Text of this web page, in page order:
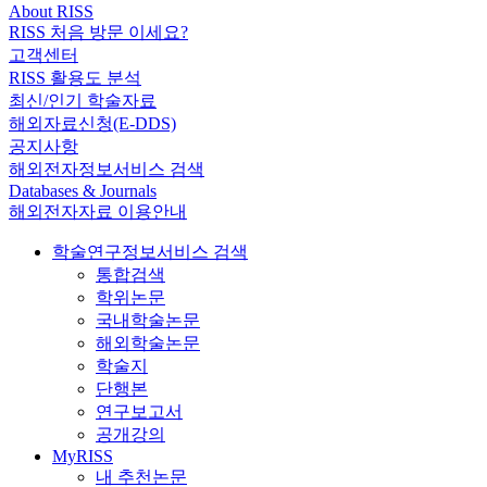
About RISS
RISS 처음 방문 이세요?
고객센터
RISS 활용도 분석
최신/인기 학술자료
해외자료신청(E-DDS)
공지사항
해외전자정보서비스 검색
Databases & Journals
해외전자자료 이용안내
학술연구정보서비스 검색
통합검색
학위논문
국내학술논문
해외학술논문
학술지
단행본
연구보고서
공개강의
MyRISS
내 추천논문